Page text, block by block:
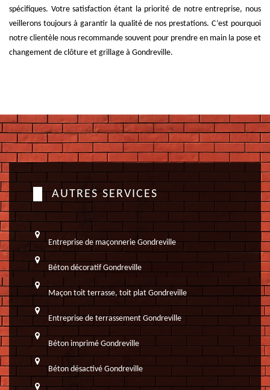
spécifiques. Votre satisfaction étant la priorité de notre entreprise, nous
veillerons toujours à garantir la qualité de nos prestations. C’est pourquoi
notre clientèle nous recommande souvent pour prendre en main la pose et
changement de clôture et grillage à Gondreville.
AUTRES SERVICES
Entreprise de maçonnerie Gondreville
Béton décoratif Gondreville
Maçon toit terrasse, toit plat Gondreville
Entreprise de terrassement Gondreville
Béton imprimé Gondreville
Béton désactivé Gondreville